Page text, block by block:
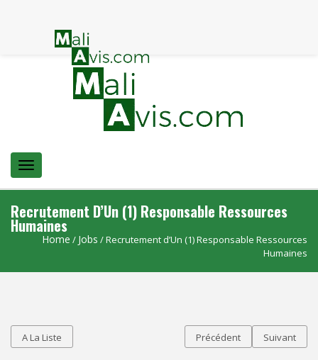
Menu
Recrutement D’Un (1) Responsable Ressources
Humaines
Home / Jobs / Recrutement d’Un (1) Responsable Ressources
Humaines
A La Liste Précédent Suivant